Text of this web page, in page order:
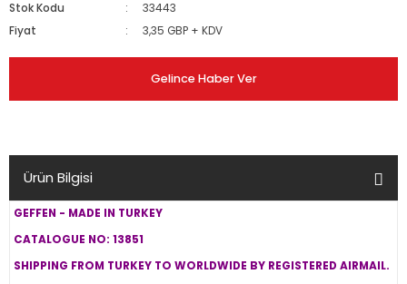
Stok Kodu
33443
Fiyat
3,35 GBP + KDV
Gelince Haber Ver
Ürün Bilgisi
GEFFEN - MADE IN TURKEY
CATALOGUE NO: 13851
SHIPPING FROM TURKEY TO WORLDWIDE BY REGISTERED AIRMAIL.